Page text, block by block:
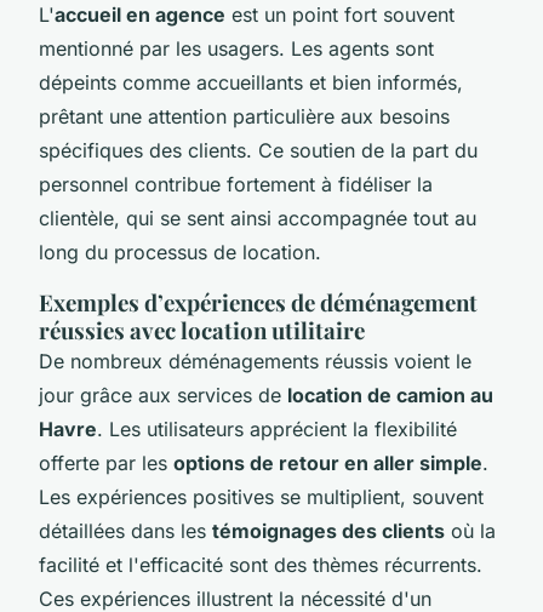
L'accueil en agence est un point fort souvent
mentionné par les usagers. Les agents sont
dépeints comme accueillants et bien informés,
prêtant une attention particulière aux besoins
spécifiques des clients. Ce soutien de la part du
personnel contribue fortement à fidéliser la
clientèle, qui se sent ainsi accompagnée tout au
long du processus de location.
Exemples d’expériences de déménagement
réussies avec location utilitaire
De nombreux déménagements réussis voient le
jour grâce aux services de location de camion au
Havre. Les utilisateurs apprécient la flexibilité
offerte par les options de retour en aller simple.
Les expériences positives se multiplient, souvent
détaillées dans les témoignages des clients où la
facilité et l'efficacité sont des thèmes récurrents.
Ces expériences illustrent la nécessité d'un